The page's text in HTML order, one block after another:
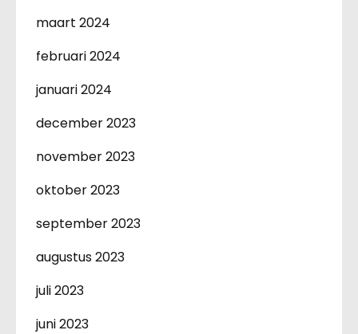
maart 2024
februari 2024
januari 2024
december 2023
november 2023
oktober 2023
september 2023
augustus 2023
juli 2023
juni 2023